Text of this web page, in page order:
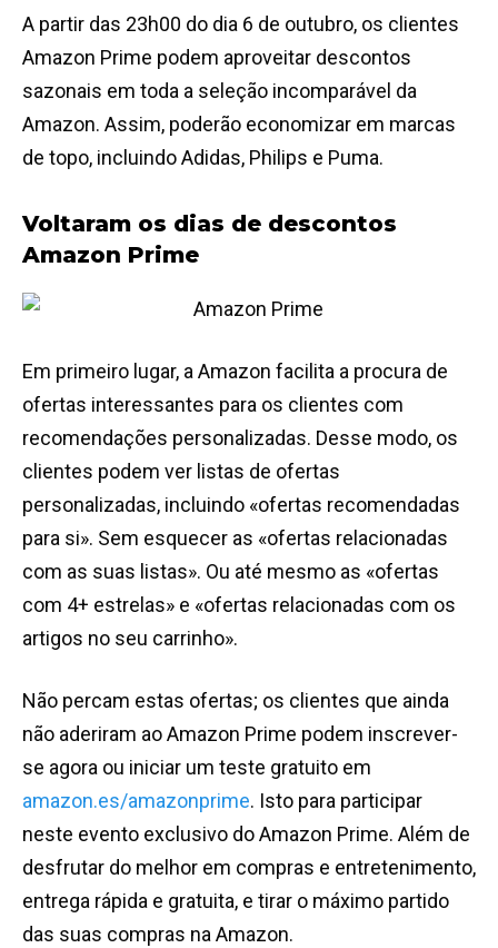
A partir das 23h00 do dia 6 de outubro, os clientes
Amazon Prime podem aproveitar descontos
sazonais em toda a seleção incomparável da
Amazon. Assim, poderão economizar em marcas
de topo, incluindo Adidas, Philips e Puma.
Voltaram os dias de descontos
Amazon Prime
Em primeiro lugar, a Amazon facilita a procura de
ofertas interessantes para os clientes com
recomendações personalizadas. Desse modo, os
clientes podem ver listas de ofertas
personalizadas, incluindo «ofertas recomendadas
para si». Sem esquecer as «ofertas relacionadas
com as suas listas». Ou até mesmo as «ofertas
com 4+ estrelas» e «ofertas relacionadas com os
artigos no seu carrinho».
Não percam estas ofertas; os clientes que ainda
não aderiram ao Amazon Prime podem inscrever-
se agora ou iniciar um teste gratuito em
amazon.es/amazonprime. Isto para participar
neste evento exclusivo do Amazon Prime. Além de
desfrutar do melhor em compras e entretenimento,
entrega rápida e gratuita, e tirar o máximo partido
das suas compras na Amazon.